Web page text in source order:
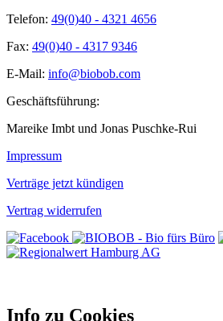
Telefon: 49(0)40 - 4321 4656
Fax: 49(0)40 - 4317 9346
E-Mail: info@biobob.com
Geschäftsführung:
Mareike Imbt und Jonas Puschke-Rui
Impressum
Verträge jetzt kündigen
Vertrag widerrufen
Info zu Cookies